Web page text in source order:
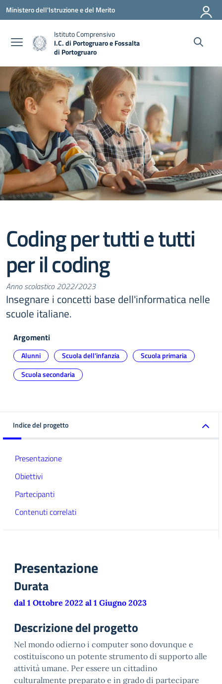
Vai ai contenuti
Vai al menu di navigazione
Vai al footer
Ministero dell'Istruzione e del Merito
Istituto Comprensivo
I.C. di Portogruaro e Fossalta
di Portogruaro
Coding per tutti e tutti
per il coding
Anno scolastico 2022/2023
Insegnare i concetti base dell'informatica nelle
scuole italiane.
Argomenti
Alunni Scuola dell'infanzia
Scuola primaria
Scuola secondaria
Indice del progetto
Presentazione
Obiettivi
Partecipanti
Contenuti correlati
Presentazione
Durata
dal 1 Ottobre 2022 al 1 Giugno 2023
Descrizione del progetto
Nel mondo odierno i computer sono dovunque e
costituiscono un potente strumento di supporto alle
attività umane. Per essere un cittadino
culturalmente preparato e in grado di partecipare